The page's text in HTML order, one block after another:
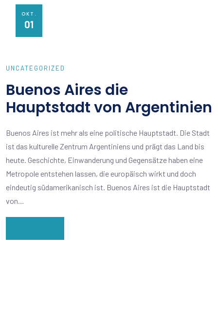
OKT.
01
UNCATEGORIZED
Buenos Aires die
Hauptstadt von Argentinien
Buenos Aires ist mehr als eine politische Hauptstadt. Die Stadt
ist das kulturelle Zentrum Argentiniens und prägt das Land bis
heute. Geschichte, Einwanderung und Gegensätze haben eine
Metropole entstehen lassen, die europäisch wirkt und doch
eindeutig südamerikanisch ist. Buenos Aires ist die Hauptstadt
von…